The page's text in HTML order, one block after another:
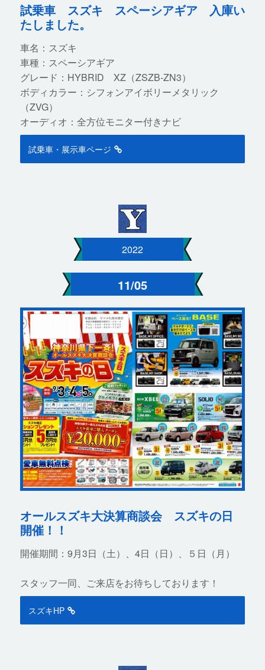
試乗車 スズキ スペーシアギア 入庫い
たしました。
車名：スズキ
車種：スペーシアギア
グレード：HYBRID XZ（ZSZB-ZN3）
ボディカラー：シフォンアイボリーメタリック
（ZVG）
オーディオ：全方位モニター付きナビ
試乗車・展示車ページ
2022
11/05
オールスズキ大決算商談会 スズキの日
開催！！
開催期間：9月3日（土）、4日（日）、５日（月）
スタッフ一同、ご来店をお待ちしております！
スズキHP